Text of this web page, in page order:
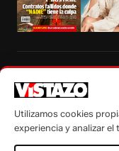
autorización escrita de su
Utilizamos cookies
experiencia y analizar el